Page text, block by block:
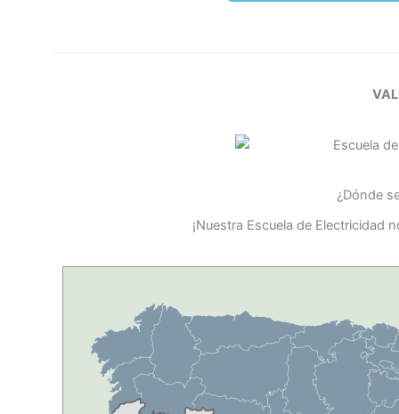
¿Dónde
¡Nuestra Escuela de Electricidad